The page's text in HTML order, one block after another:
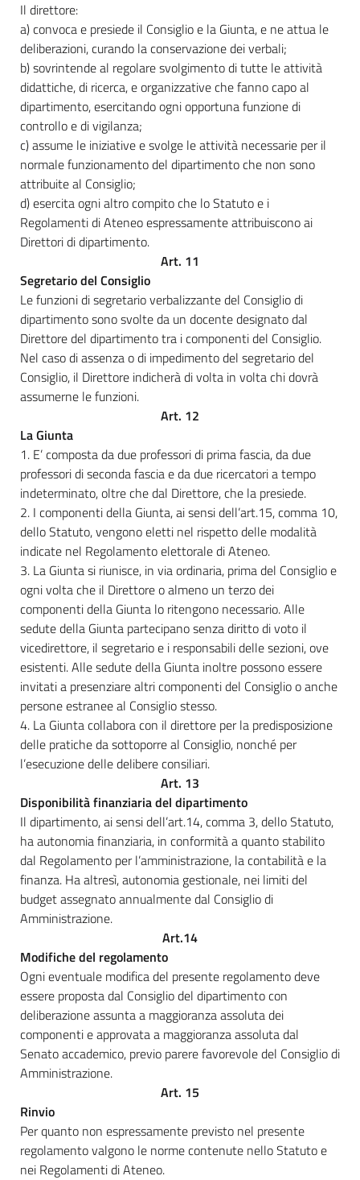
Il direttore:
a) convoca e presiede il Consiglio e la Giunta, e ne attua le
deliberazioni, curando la conservazione dei verbali;
b) sovrintende al regolare svolgimento di tutte le attività
didattiche, di ricerca, e organizzative che fanno capo al
dipartimento, esercitando ogni opportuna funzione di
controllo e di vigilanza;
c) assume le iniziative e svolge le attività necessarie per il
normale funzionamento del dipartimento che non sono
attribuite al Consiglio;
d) esercita ogni altro compito che lo Statuto e i
Regolamenti di Ateneo espressamente attribuiscono ai
Direttori di dipartimento.
Art. 11
Segretario del Consiglio
Le funzioni di segretario verbalizzante del Consiglio di
dipartimento sono svolte da un docente designato dal
Direttore del dipartimento tra i componenti del Consiglio.
Nel caso di assenza o di impedimento del segretario del
Consiglio, il Direttore indicherà di volta in volta chi dovrà
assumerne le funzioni.
Art. 12
La Giunta
1. E’ composta da due professori di prima fascia, da due
professori di seconda fascia e da due ricercatori a tempo
indeterminato, oltre che dal Direttore, che la presiede.
2. I componenti della Giunta, ai sensi dell’art.15, comma 10,
dello Statuto, vengono eletti nel rispetto delle modalità
indicate nel Regolamento elettorale di Ateneo.
3. La Giunta si riunisce, in via ordinaria, prima del Consiglio e
ogni volta che il Direttore o almeno un terzo dei
componenti della Giunta lo ritengono necessario. Alle
sedute della Giunta partecipano senza diritto di voto il
vicedirettore, il segretario e i responsabili delle sezioni, ove
esistenti. Alle sedute della Giunta inoltre possono essere
invitati a presenziare altri componenti del Consiglio o anche
persone estranee al Consiglio stesso.
4. La Giunta collabora con il direttore per la predisposizione
delle pratiche da sottoporre al Consiglio, nonché per
l’esecuzione delle delibere consiliari.
Art. 13
Disponibilità finanziaria del dipartimento
Il dipartimento, ai sensi dell’art.14, comma 3, dello Statuto,
ha autonomia finanziaria, in conformità a quanto stabilito
dal Regolamento per l’amministrazione, la contabilità e la
finanza. Ha altresì, autonomia gestionale, nei limiti del
budget assegnato annualmente dal Consiglio di
Amministrazione.
Art.14
Modifiche del regolamento
Ogni eventuale modifica del presente regolamento deve
essere proposta dal Consiglio del dipartimento con
deliberazione assunta a maggioranza assoluta dei
componenti e approvata a maggioranza assoluta dal
Senato accademico, previo parere favorevole del Consiglio di
Amministrazione.
Art. 15
Rinvio
Per quanto non espressamente previsto nel presente
regolamento valgono le norme contenute nello Statuto e
nei Regolamenti di Ateneo.